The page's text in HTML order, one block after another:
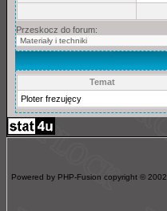
Przeskocz do forum:
Temat
Ploter frezujęcy
Powered by PHP-Fusion copyright ©